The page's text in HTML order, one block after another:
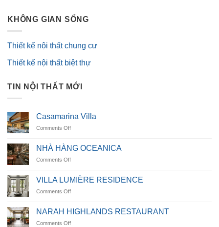
KHÔNG GIAN SỐNG
Thiết kế nội thất chung cư
Thiết kế nội thất biệt thự
TIN NỘI THẤT MỚI
Casamarina Villa
Comments Offon
Villa
NHÀ HÀNG OCEANICA
Comments Offon
HÀNG
OCEANICA
VILLA LUMIÈRE RESIDENCE
Comments Offon
LUMIÈRE
RESIDENCE
NARAH HIGHLANDS RESTAURANT
Comments Offon